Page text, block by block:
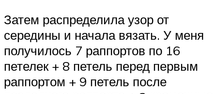
Затем распределила узор от
середины и начала вязать. У меня
получилось 7 раппортов по 16
петелек + 8 петель перед первым
раппортом + 9 петель после